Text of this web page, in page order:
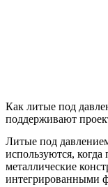
Как литые под
поддерживают
Литые под
используются, когда
металлические
интегрированными